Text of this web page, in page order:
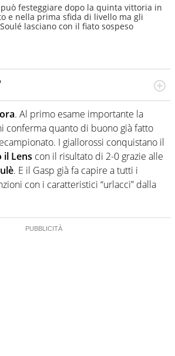
festeggiare dopo la quinta vittoria in
e nella prima sfida di livello ma gli
lasciano con il fiato sospeso
americani non hanno segreti: basket,
e la capacità innata di trovare la notizia
granché
. Al primo esame importante la
conferma quanto di buono già fatto
I giallorossi conquistano il
Lens con il risultato di 2-0 grazie alle
. E il Gasp già fa capire a tutti i
con i caratteristici “urlacci” dalla